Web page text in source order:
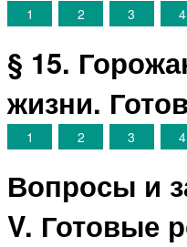
1 2 3 4
§ 15.
жизни.
1 2 3 4
Вопросы и
V. Готовые